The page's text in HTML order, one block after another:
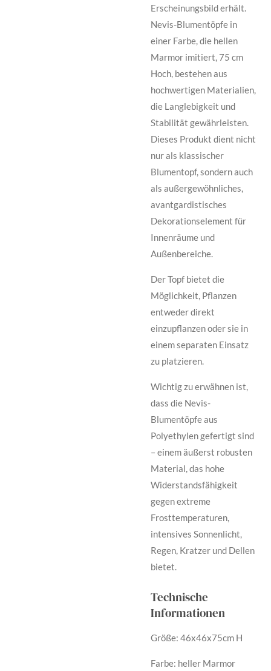
Erscheinungsbild erhält.
Nevis-Blumentöpfe in
einer Farbe, die hellen
Marmor imitiert, 75 cm
Hoch, bestehen aus
hochwertigen Materialien,
die Langlebigkeit und
Stabilität gewährleisten.
Dieses Produkt dient nicht
nur als klassischer
Blumentopf, sondern auch
als außergewöhnliches,
avantgardistisches
Dekorationselement für
Innenräume und
Außenbereiche.
Der Topf bietet die
Möglichkeit, Pflanzen
entweder direkt
einzupflanzen oder sie in
einem separaten Einsatz
zu platzieren.
Wichtig zu erwähnen ist,
dass die Nevis-
Blumentöpfe aus
Polyethylen gefertigt sind
– einem äußerst robusten
Material, das hohe
Widerstandsfähigkeit
gegen extreme
Frosttemperaturen,
intensives Sonnenlicht,
Regen, Kratzer und Dellen
bietet.
Technische
Informationen
Größe: 46x46x75cm H
Farbe: heller Marmor